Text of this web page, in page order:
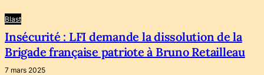
Blast
Insécurité : LFI demande la dissolution de la
Brigade française patriote à Bruno Retailleau
7 mars 2025